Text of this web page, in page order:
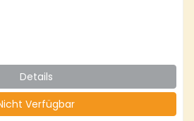
Details
Verfügbar